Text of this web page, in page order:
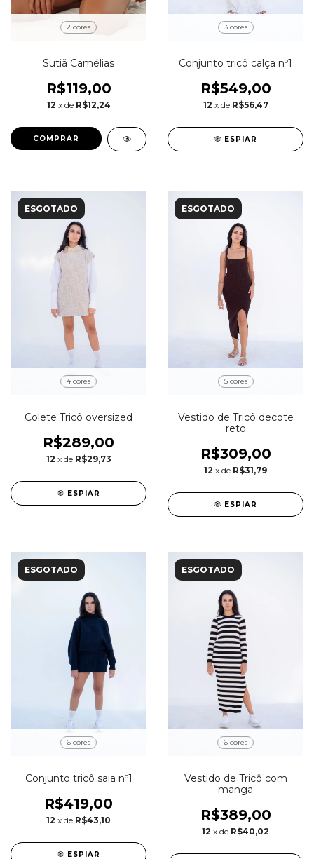
2 cores
Sutiã Camélias
R$119,00
12 x de R$12,24
COMPRAR
3 cores
Conjunto tricô calça nº1
R$549,00
12 x de R$56,47
ESPIAR
ESGOTADO
4 cores
Colete Tricô oversized
R$289,00
12 x de R$29,73
ESPIAR
ESGOTADO
5 cores
Vestido de Tricô decote
reto
R$309,00
12 x de R$31,79
ESPIAR
ESGOTADO
6 cores
Conjunto tricô saia nº1
R$419,00
12 x de R$43,10
ESPIAR
ESGOTADO
6 cores
Vestido de Tricô com
manga
R$389,00
12 x de R$40,02